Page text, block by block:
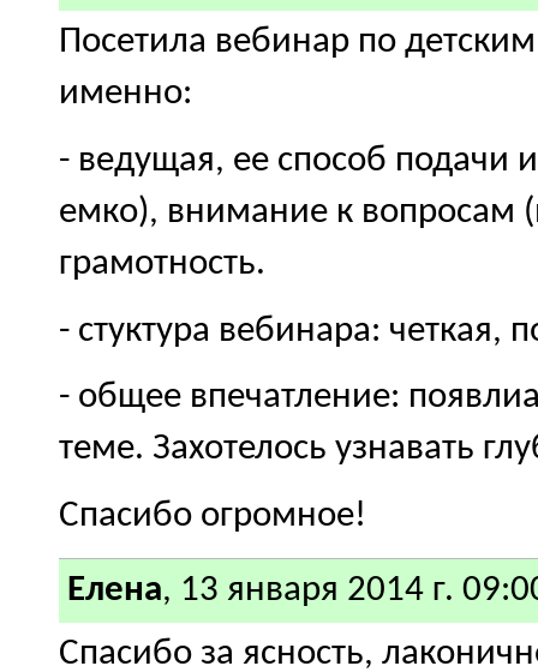
Посетила вебинар по
именно:
- ведущая, ее способ подачи
емко), внимание к вопросам
грамотность.
- стуктура вебинара:
- общее впечатление:
теме. Захотелось узнавать
Спасибо огромное!
Елена, 13 января 2014 г.
Спасибо за ясность,